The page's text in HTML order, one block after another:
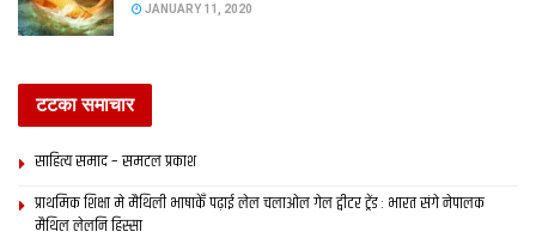
ऊँच गर्दन क हर डाली,
JANUARY 11, 2020
टटका समाचार
साहित्य समाद – समटल प्रकाश
प्राथमिक शि‍क्षा मे मैथि‍ली भाषाकेँ पढ़ाई लेल चलाओल गेल ट्वीटर ट्रेंड : भारत संगे नेपालक
मैथिल लेलनि हिस्सा